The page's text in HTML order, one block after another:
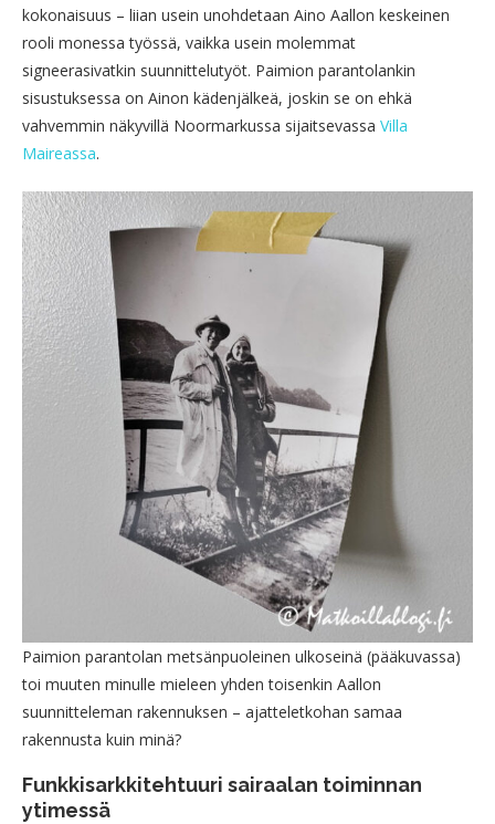
kokonaisuus – liian usein unohdetaan Aino Aallon keskeinen
rooli monessa työssä, vaikka usein molemmat
signeerasivatkin suunnittelutyöt. Paimion parantolankin
sisustuksessa on Ainon kädenjälkeä, joskin se on ehkä
vahvemmin näkyvillä Noormarkussa sijaitsevassa Villa
Maireassa.
Paimion parantolan metsänpuoleinen ulkoseinä (pääkuvassa)
toi muuten minulle mieleen yhden toisenkin Aallon
suunnitteleman rakennuksen – ajatteletkohan samaa
rakennusta kuin minä?
Funkkisarkkitehtuuri sairaalan toiminnan
ytimessä